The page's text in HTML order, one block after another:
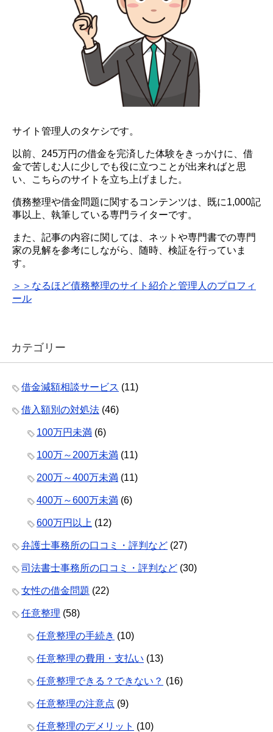
サイト管理人のタケシです。
以前、245万円の借金を完済した体験をきっかけに、借
金で苦しむ人に少しでも役に立つことが出来ればと思
い、こちらのサイトを立ち上げました。
債務整理や借金問題に関するコンテンツは、既に1,000記
事以上、執筆している専門ライターです。
また、記事の内容に関しては、ネットや専門書での専門
家の見解を参考にしながら、随時、検証を行っていま
す。
＞＞なるほど債務整理のサイト紹介と管理人のプロフィ
ール
カテゴリー
借金減額相談サービス (11)
借入額別の対処法 (46)
100万円未満 (6)
100万～200万未満 (11)
200万～400万未満 (11)
400万～600万未満 (6)
600万円以上 (12)
弁護士事務所の口コミ・評判など (27)
司法書士事務所の口コミ・評判など (30)
女性の借金問題 (22)
任意整理 (58)
任意整理の手続き (10)
任意整理の費用・支払い (13)
任意整理できる？できない？ (16)
任意整理の注意点 (9)
任意整理のデメリット (10)